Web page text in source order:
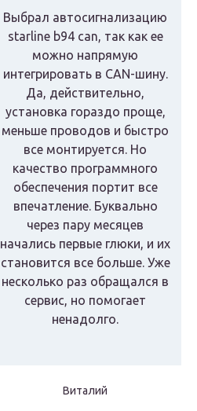
Выбрал автосигнализацию
starline b94 can, так как ее
можно напрямую
интегрировать в CAN-шину.
Да, действительно,
установка гораздо проще,
меньше проводов и быстро
все монтируется. Но
качество программного
обеспечения портит все
впечатление. Буквально
через пару месяцев
начались первые глюки, и их
становится все больше. Уже
несколько раз обращался в
сервис, но помогает
ненадолго.
Виталий